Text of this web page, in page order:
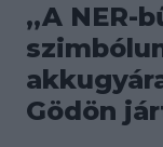
„A NER-
Gödön